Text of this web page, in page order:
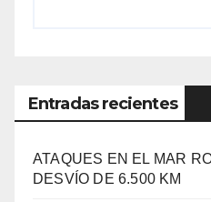
Entradas recientes
ATAQUES EN EL MAR
DESVÍO DE 6.500 KM